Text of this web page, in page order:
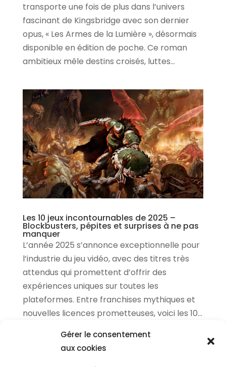
Gérer le consentement
aux cookies
transporte une fois de plus dans l’univers
fascinant de Kingsbridge avec son dernier
opus, « Les Armes de la Lumière », désormais
disponible en édition de poche. Ce roman
ambitieux mêle destins croisés, luttes...
Les 10 jeux incontournables de 2025 –
Blockbusters, pépites et surprises à ne pas
manquer
L’année 2025 s’annonce exceptionnelle pour
l’industrie du jeu vidéo, avec des titres très
attendus qui promettent d’offrir des
expériences uniques sur toutes les
plateformes. Entre franchises mythiques et
nouvelles licences prometteuses, voici les 10...
« Entrées précédentes